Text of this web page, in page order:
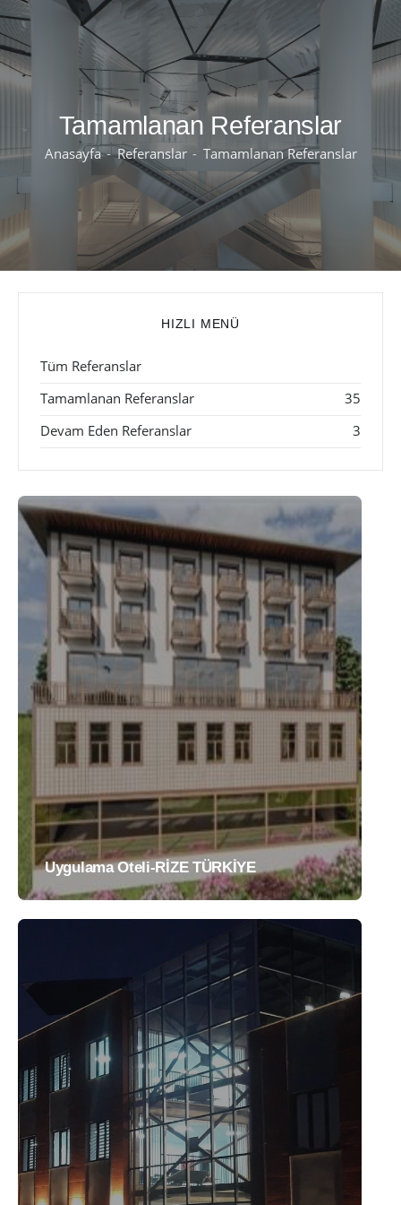
Tamamlanan Referanslar
Anasayfa Referanslar Tamamlanan Referanslar
HIZLI MENÜ
Tüm Referanslar
Tamamlanan Referanslar
35
Devam Eden Referanslar
3
Uygulama Oteli-RİZE TÜRKİYE